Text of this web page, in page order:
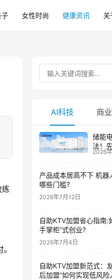
子 女性时尚 健康资讯 关
AI科技 商业
储能
法！
术攻
2026
产品成本居高不下 机器
哪些门槛?
2026年7月12日
自助KTV加盟省心指南:
手掌柜”式创业?
2026年7月4日
自助KTV加盟新范式：
后加盟”如何实现低风险